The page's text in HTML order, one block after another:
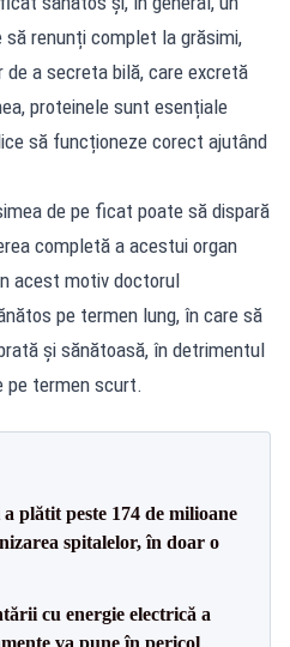
renunți complet la grăsimi,
a secreta bilă, care excretă
proteinele sunt esențiale
să funcționeze corect ajutând
de pe ficat poate să dispară
completă a acestui organ
acest motiv doctorul
pe termen lung, în care să
și sănătoasă, în detrimentul
pe termen scurt.
plătit peste 174 de milioane
spitalelor, în doar o
cu energie electrică a
va pune în pericol